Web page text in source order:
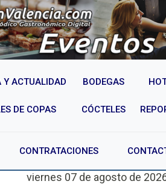
Y ACTUALIDAD BODEGAS
DE COPAS CÓCTELES
CONTRATACIONES
viernes 07 de agosto de